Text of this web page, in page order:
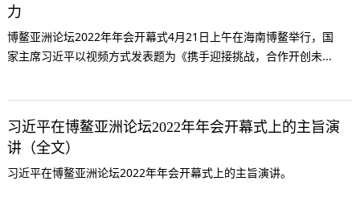
力
博鳌亚洲论坛2022年年会开幕式4月21日上午在海南博鳌举行，国
家主席习近平以视频方式发表题为《携手迎接挑战，合作开创未...
习近平在博鳌亚洲论坛2022年年会开幕式上的主旨演
讲（全文）
习近平在博鳌亚洲论坛2022年年会开幕式上的主旨演讲。